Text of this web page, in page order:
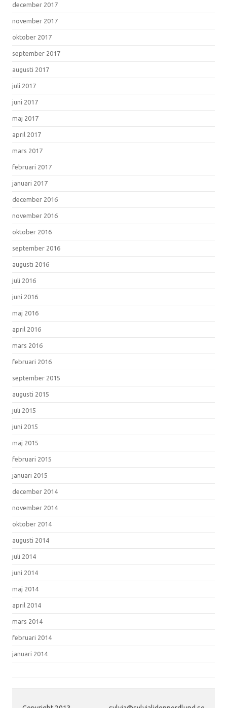
december 2017
november 2017
oktober 2017
september 2017
augusti 2017
juli 2017
juni 2017
maj 2017
april 2017
mars 2017
februari 2017
januari 2017
december 2016
november 2016
oktober 2016
september 2016
augusti 2016
juli 2016
juni 2016
maj 2016
april 2016
mars 2016
februari 2016
september 2015
augusti 2015
juli 2015
juni 2015
maj 2015
februari 2015
januari 2015
december 2014
november 2014
oktober 2014
augusti 2014
juli 2014
juni 2014
maj 2014
april 2014
mars 2014
februari 2014
januari 2014